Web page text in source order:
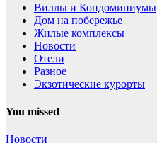
Виллы и Кондоминиумы
Дом на побережье
Жилые комплексы
Новости
Отели
Разное
Экзотические курорты
You missed
Новости